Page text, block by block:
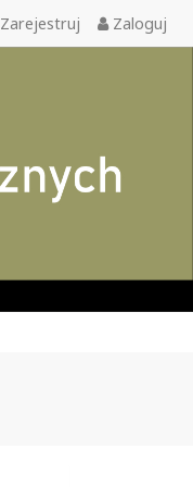
Zarejestruj Zaloguj